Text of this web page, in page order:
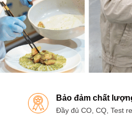
Bảo đảm chất
Đầy đủ CO, CQ, Test